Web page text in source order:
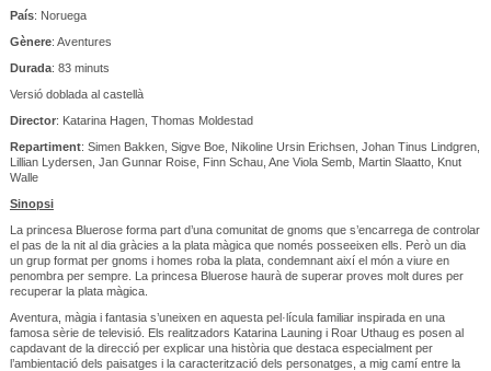
País: Noruega
Gènere: Aventures
Durada: 83 minuts
Versió doblada al castellà
Director: Katarina Hagen, Thomas Moldestad
Repartiment: Simen Bakken, Sigve Boe, Nikoline Ursin Erichsen, Johan Tinus Lindgren,
Lillian Lydersen, Jan Gunnar Roise, Finn Schau, Ane Viola Semb, Martin Slaatto, Knut
Walle
Sinopsi
La princesa Bluerose forma part d’una comunitat de gnoms que s’encarrega de controlar
el pas de la nit al dia gràcies a la plata màgica que només posseeixen ells. Però un dia
un grup format per gnoms i homes roba la plata, condemnant així el món a viure en
penombra per sempre. La princesa Bluerose haurà de superar proves molt dures per
recuperar la plata màgica.
Aventura, màgia i fantasia s’uneixen en aquesta pel·lícula familiar inspirada en una
famosa sèrie de televisió. Els realitzadors Katarina Launing i Roar Uthaug es posen al
capdavant de la direcció per explicar una història que destaca especialment per
l’ambientació dels paisatges i la caracterització dels personatges, a mig camí entre la